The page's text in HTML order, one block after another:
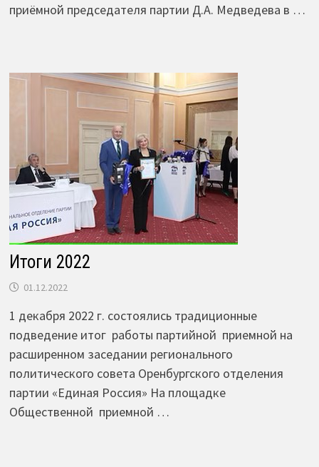
приёмной председателя партии Д.А. Медведева в …
Итоги 2022
01.12.2022
1 декабря 2022 г. состоялись традиционные
подведение итог работы партийной приемной на
расширенном заседании регионального
политического совета Оренбургского отделения
партии «Единая Россия» На площадке
Общественной приемной …